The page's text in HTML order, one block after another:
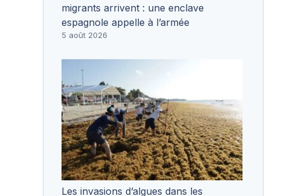
migrants arrivent : une enclave
espagnole appelle à l’armée
5 août 2026
Les invasions d’algues dans les